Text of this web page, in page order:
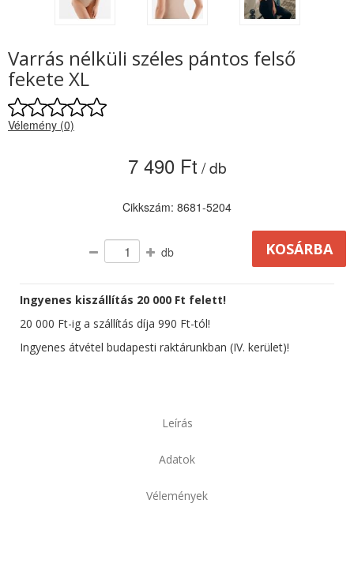
Varrás nélküli széles pántos felső
fekete XL
Vélemény (0)
7 490 Ft / db
Cikkszám: 8681-5204
db
Ingyenes kiszállítás 20 000 Ft felett!
20 000 Ft-ig a szállítás díja 990 Ft-tól!
Ingyenes átvétel budapesti raktárunkban (IV. kerület)!
Leírás
Adatok
Vélemények